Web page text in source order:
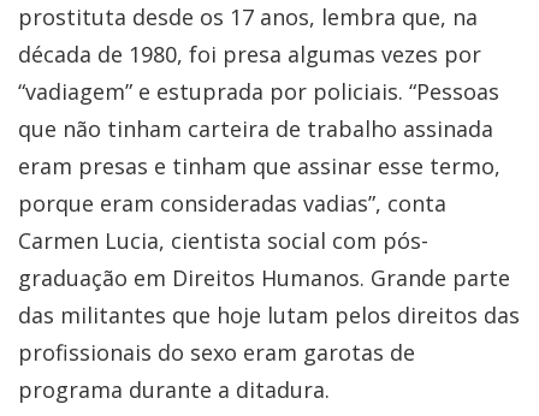
prostituta desde os 17 anos, lembra que, na
década de 1980, foi presa algumas vezes por
“vadiagem” e estuprada por policiais. “Pessoas
que não tinham carteira de trabalho assinada
eram presas e tinham que assinar esse termo,
porque eram consideradas vadias”, conta
Carmen Lucia, cientista social com pós-
graduação em Direitos Humanos. Grande parte
das militantes que hoje lutam pelos direitos das
profissionais do sexo eram garotas de
programa durante a ditadura.